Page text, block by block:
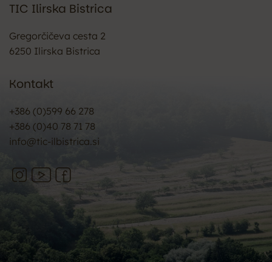
TIC Ilirska Bistrica
Gregorčičeva cesta 2
6250 Ilirska Bistrica
Kontakt
+386 (0)599 66 278
+386 (0)40 78 71 78
info@tic-ilbistrica.si